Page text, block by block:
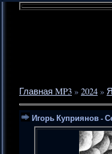
Главная MP3 » 2024 »
Игорь Куприянов -